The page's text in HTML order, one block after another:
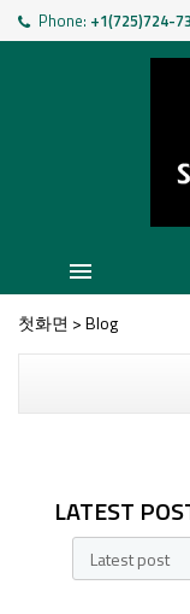
Phone: +1(725)724-

첫화면 >Blog
LATEST